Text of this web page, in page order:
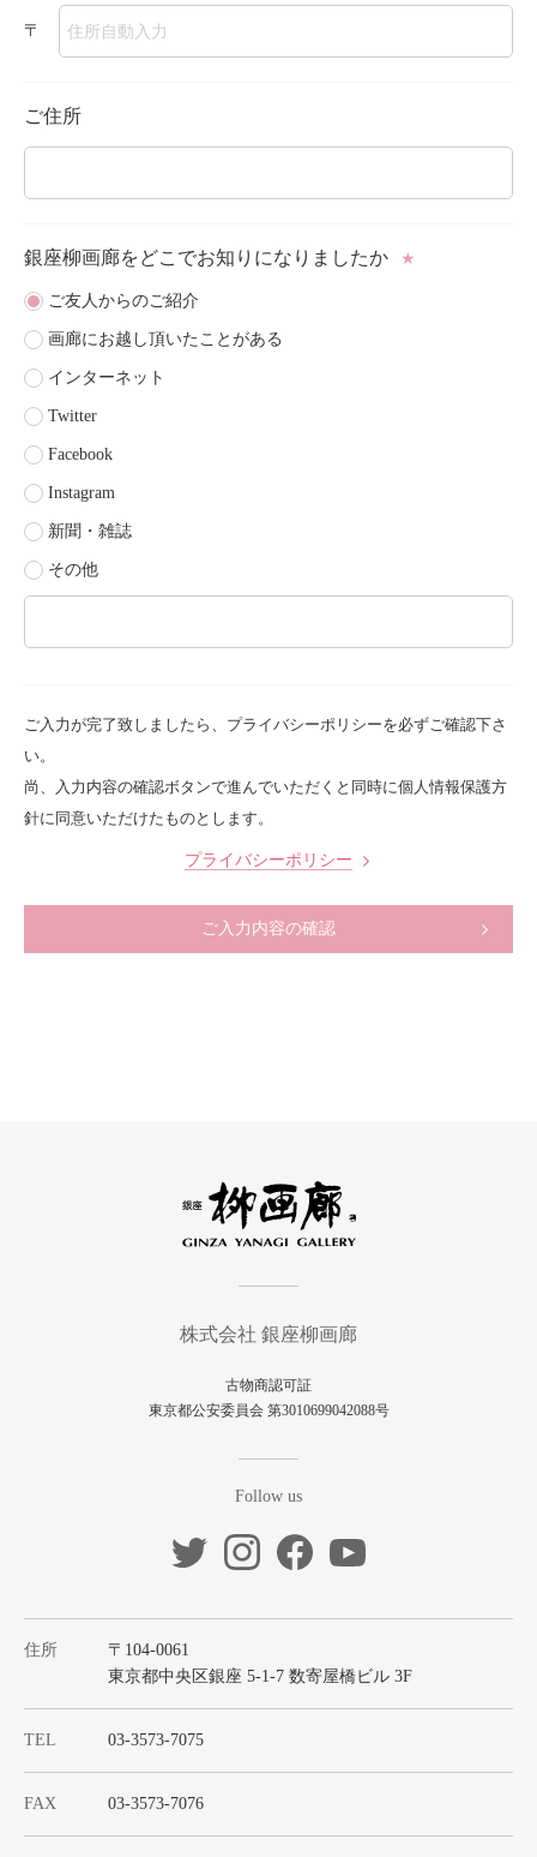
〒
ご住所
銀座柳画廊をどこでお知りになりましたか ★
ご友人からのご紹介
画廊にお越し頂いたことがある
インターネット
Twitter
Facebook
Instagram
新聞・雑誌
その他
ご入力が完了致しましたら、プライバシーポリシーを必ずご確認下さ
い。
尚、入力内容の確認ボタンで進んでいただくと同時に個人情報保護方
針に同意いただけたものとします。
プライバシーポリシー
ご入力内容の確認
株式会社 銀座柳画廊
古物商認可証
東京都公安委員会 第3010699042088号
Follow us
住所
〒104-0061
東京都中央区銀座 5-1-7 数寄屋橋ビル 3F
TEL 03-3573-7075
FAX 03-3573-7076